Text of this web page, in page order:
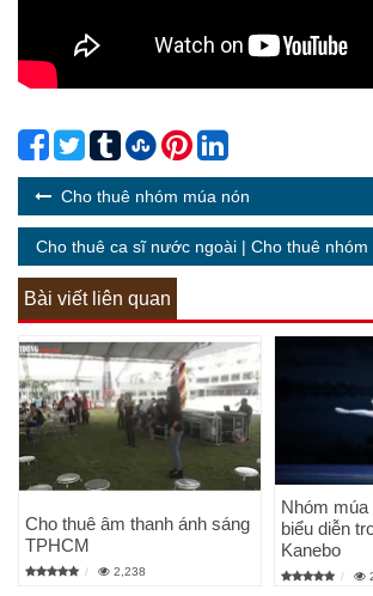
Cho thuê nhóm múa nón
Cho thuê ca sĩ nước ngoài | Cho thuê nhóm
Bài viết liên quan
Cho thuê âm thanh ánh sáng
TPHCM
2,238
Nhóm múa
biểu diễn
Kanebo